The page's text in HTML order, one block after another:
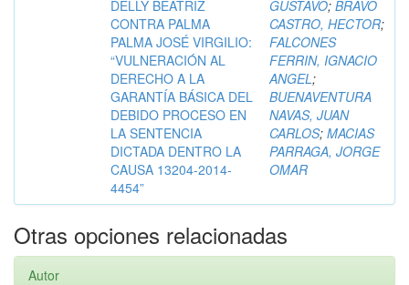
DELLY BEATRIZ
CONTRA PALMA
PALMA JOSÉ VIRGILIO:
“VULNERACIÓN AL
DERECHO A LA
GARANTÍA BÁSICA DEL
DEBIDO PROCESO EN
LA SENTENCIA
DICTADA DENTRO LA
CAUSA 13204-2014-
4454”
GUSTAVO; BRAVO
CASTRO, HECTOR;
FALCONES
FERRIN, IGNACIO
ANGEL;
BUENAVENTURA
NAVAS, JUAN
CARLOS; MACIAS
PARRAGA, JORGE
OMAR
Otras opciones relacionadas
Autor